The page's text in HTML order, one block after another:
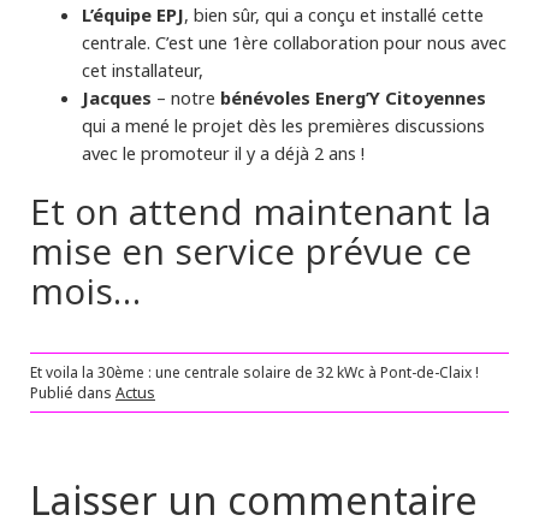
L’équipe EPJ, bien sûr, qui a conçu et installé cette
centrale. C’est une 1ère collaboration pour nous avec
cet installateur,
Jacques – notre bénévoles Energ’Y Citoyennes
qui a mené le projet dès les premières discussions
avec le promoteur il y a déjà 2 ans !
Et on attend maintenant la
mise en service prévue ce
mois…
Et voila la 30ème : une centrale solaire de 32 kWc à Pont-de-Claix !
Publié dans Actus
Laisser un commentaire